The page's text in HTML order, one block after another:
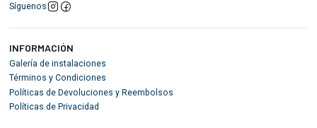
Síguenos
INFORMACIÓN
Galería de instalaciones
Términos y Condiciones
Políticas de Devoluciones y Reembolsos
Políticas de Privacidad